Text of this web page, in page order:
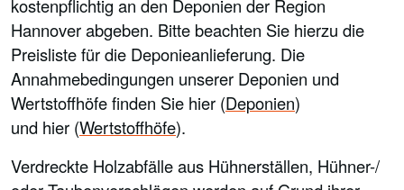
kostenpflichtig an den Deponien der Region
Hannover abgeben. Bitte beachten Sie hierzu die
Preisliste für die Deponieanlieferung. Die
Annahmebedingungen unserer Deponien und
Wertstoffhöfe finden Sie hier (Deponien)
und hier (Wertstoffhöfe).
Verdreckte Holzabfälle aus Hühnerställen, Hühner-/